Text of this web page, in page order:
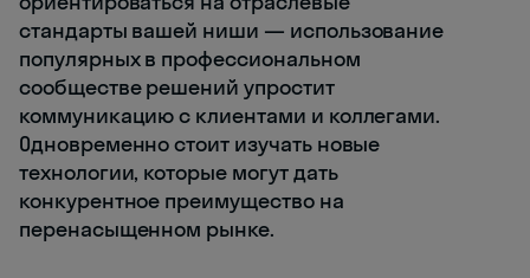
стандарты вашей ниши — использование
популярных в профессиональном
сообществе решений упростит
коммуникацию с клиентами и коллегами.
Одновременно стоит изучать новые
технологии, которые могут дать
конкурентное преимущество на
перенасыщенном рынке.